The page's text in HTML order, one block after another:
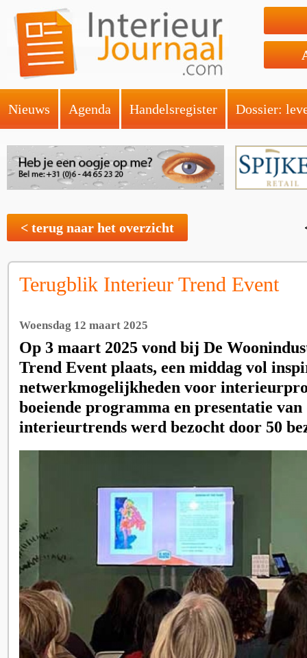
Nieuws Agenda Handelsregister Dossier:
< terug naar het overzicht
Terugblik Interieur Trend Event
Woensdag 12 maart 2025
Op 3 maart 2025 vond bij De
Trend Event plaats, een middag vol
netwerkmogelijkheden voor
boeiende programma en presentatie van
interieurtrends werd bezocht door 50